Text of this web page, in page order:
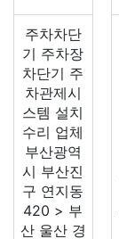
주차차단
기 주차장
차단기 주
차관제시
스템 설치
수리 업체
부산광역
시 부산진
구 연지동
420 > 부
산 울산 경